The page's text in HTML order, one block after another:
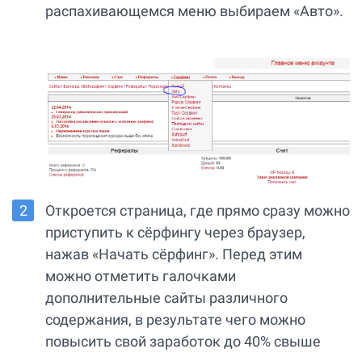
распахивающемся меню выбираем «Авто».
Откроется страница, где прямо сразу можно
приступить к сёрфингу через браузер,
нажав «Начать сёрфинг». Перед этим
можно отметить галочками
дополнительные сайты различного
содержания, в результате чего можно
повысить свой заработок до 40% свыше